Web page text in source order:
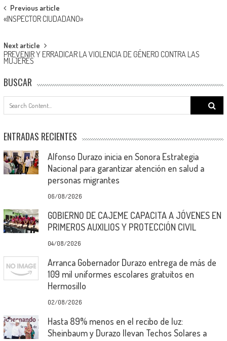
Post
navigation
Previous article
«INSPECTOR CIUDADANO»
Next article
PREVENIR Y ERRADICAR LA VIOLENCIA DE GÉNERO CONTRA LAS
MUJERES
BUSCAR
Search
for:
ENTRADAS RECIENTES
Alfonso Durazo inicia en Sonora Estrategia
Nacional para garantizar atención en salud a
personas migrantes
06/08/2026
GOBIERNO DE CAJEME CAPACITA A JÓVENES EN
PRIMEROS AUXILIOS Y PROTECCIÓN CIVIL
04/08/2026
Arranca Gobernador Durazo entrega de más de
109 mil uniformes escolares gratuitos en
Hermosillo
02/08/2026
Hasta 89% menos en el recibo de luz:
Sheinbaum y Durazo llevan Techos Solares a